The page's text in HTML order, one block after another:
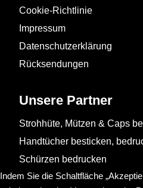
Cookie-Richtlinie
Impressum
Datenschutzerklärung
Rücksendungen
Unsere Partner
Strohhüte, Mützen & Caps
Handtücher besticken,
Schürzen bedrucken
Indem Sie die Schaltfläche